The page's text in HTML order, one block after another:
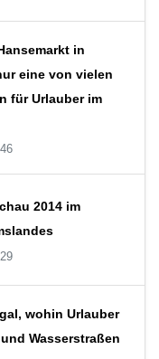
in
eine von vielen
für Urlauber im
2014 im
wohin Urlauber
Wasserstraßen